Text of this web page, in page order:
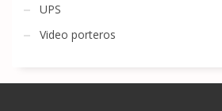
UPS
Video porteros